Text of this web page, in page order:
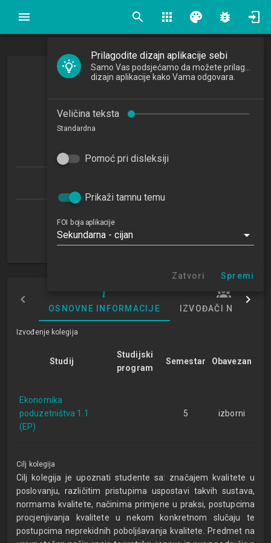
search apps palette bug_report
Upravljanje kvalitetom
Quality Management
2018/2019
NN
OSNOVNE INFORMACIJE IZVOĐAČI NASTAVE
Izvođenje kolegija
Studij
Studijski
program
Semestar Obavezan
Ekonomika
poduzetništva 1.1
(EP)
5 izborni
Cilj kolegija
Cilj kolegija je upoznati studente sa: značajem kvalitete u
poslovanju, različitim pristupima uspostavi takvih sustava,
normama kvalitete, načinima primjene u praksi, postupcima
procjenjivanja kvalitete u nekom konkretnom slučaju te
postupcima neprekidnih poboljšavanja kvalitete. Predmet na
Prilagodite dizajn aplikacije sebi
dizajn aplikacije kako Vama odgovara.
Veličina teksta
Standardna
Pomoć pri disleksiji
Prikaži tamnu temu
FOI boja aplikacije
Sekundarna - cijan
Zatvori Spremi